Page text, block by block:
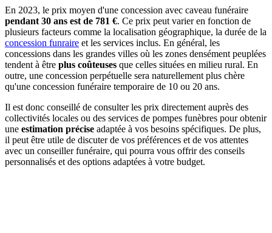
En 2023, le prix moyen d'une concession avec caveau funéraire
pendant 30 ans est de 781 €. Ce prix peut varier en fonction de
plusieurs facteurs comme la localisation géographique, la durée de la
concession funraire et les services inclus. En général, les
concessions dans les grandes villes où les zones densément peuplées
tendent à être plus coûteuses que celles situées en milieu rural. En
outre, une concession perpétuelle sera naturellement plus chère
qu'une concession funéraire temporaire de 10 ou 20 ans.
Il est donc conseillé de consulter les prix directement auprès des
collectivités locales ou des services de pompes funèbres pour obtenir
une estimation précise adaptée à vos besoins spécifiques. De plus,
il peut être utile de discuter de vos préférences et de vos attentes
avec un conseiller funéraire, qui pourra vous offrir des conseils
personnalisés et des options adaptées à votre budget.